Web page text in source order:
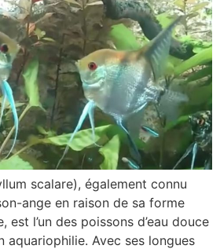
scalare), également connu
ange en raison de sa forme
est l’un des poissons d’eau douce
aquariophilie. Avec ses longues